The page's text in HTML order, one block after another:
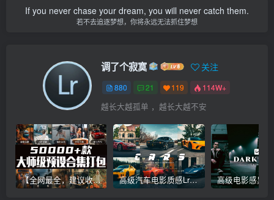
If you never chase your dream, you will never catch them.
若不去追逐梦想，你将永远无法抓住梦想
调了个寂寞 关注
880 21 119 114W+
越长大越孤单 ，越长大越不安
【全网最全，建议收藏】5万多款Lr顶级调色预设合集，精心整理，分类清晰，摄影师调色师必备素材，够用一辈子！ 高级汽车电影质感Lr调色教程，手机滤镜PS+Lightroom预设下载！